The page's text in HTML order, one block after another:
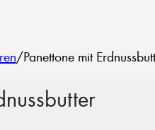
/Panettone mit